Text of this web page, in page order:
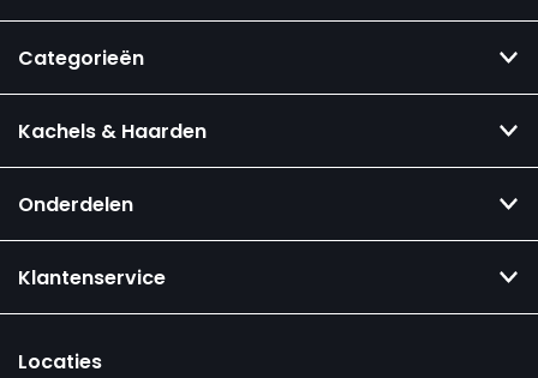
Categorieën
Kachels & Haarden
Onderdelen
Klantenservice
Locaties